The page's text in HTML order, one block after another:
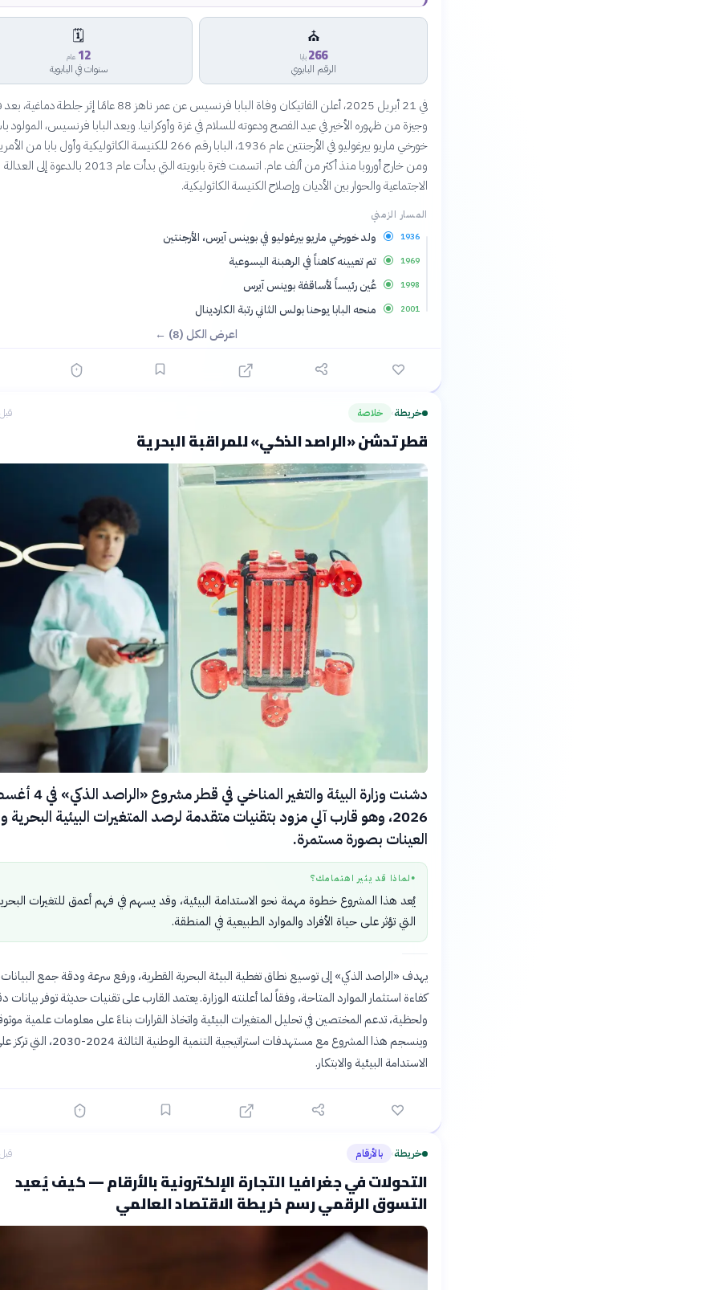
⛪
266 بابا
الرقم البابوي
🗓️
12 عام
سنوات في البابوية
في 21 أبريل 2025، أعلن الفاتيكان وفاة البابا فرنسيس عن عمر ناهز 88 عامًا إثر جلطة
وجيزة من ظهوره الأخير في عيد الفصح ودعوته للسلام في غزة وأوكرانيا. ويعد البابا فرنسيس، المولود
خورخي ماريو بيرغوليو في الأرجنتين عام 1936، البابا رقم 266 للكنيسة الكاثوليكية وأول بابا
ومن خارج أوروبا منذ أكثر من ألف عام. اتسمت فترة بابويته التي بدأت عام 2013 بالدعوة إلى العدالة
الاجتماعية والحوار بين الأديان وإصلاح الكنيسة الكاثوليكية.
المسار الزمني
1936 ولد خورخي ماريو بيرغوليو في بوينس آيرس، الأرجنتين
1969 تم تعيينه كاهناً في الرهبنة اليسوعية
1998 عُين رئيساً لأساقفة بوينس آيرس
2001 منحه البابا يوحنا بولس الثاني رتبة الكاردينال
اعرض الكل (8) ←
خريطة› خلاصة قبل 3
قطر تدشن «الراصد الذكي» للمراقبة البحرية
دشنت وزارة البيئة والتغير
2026، وهو قارب آلي مزود بتقنيات متقدمة لرصد المتغيرات البيئية
العينات بصورة مستمرة.
● لماذا قد يثير اهتمامك؟
يُعد هذا المشروع خطوة مهمة نحو الاستدامة البيئية، وقد يسهم في فهم أعمق للتغيرات
التي تؤثر على حياة الأفراد والموارد الطبيعية في المنطقة.
يهدف «الراصد الذكي» إلى توسيع نطاق تغطية البيئة البحرية القطرية، ورفع سرعة ودقة جمع
كفاءة استثمار الموارد المتاحة، وفقاً لما أعلنته الوزارة. يعتمد القارب على تقنيات حديثة توفر بيانات
ولحظية، تدعم المختصين في تحليل المتغيرات البيئية واتخاذ القرارات بناءً على معلومات علمية
وينسجم هذا المشروع مع مستهدفات استراتيجية التنمية الوطنية الثالثة 2024-
الاستدامة البيئية والابتكار.
خريطة› بالأرقام قبل 3
التحولات في جغرافيا التجارة الإلكترونية بالأرقام — كيف يُعيد
التسوق الرقمي رسم خريطة الاقتصاد العالمي